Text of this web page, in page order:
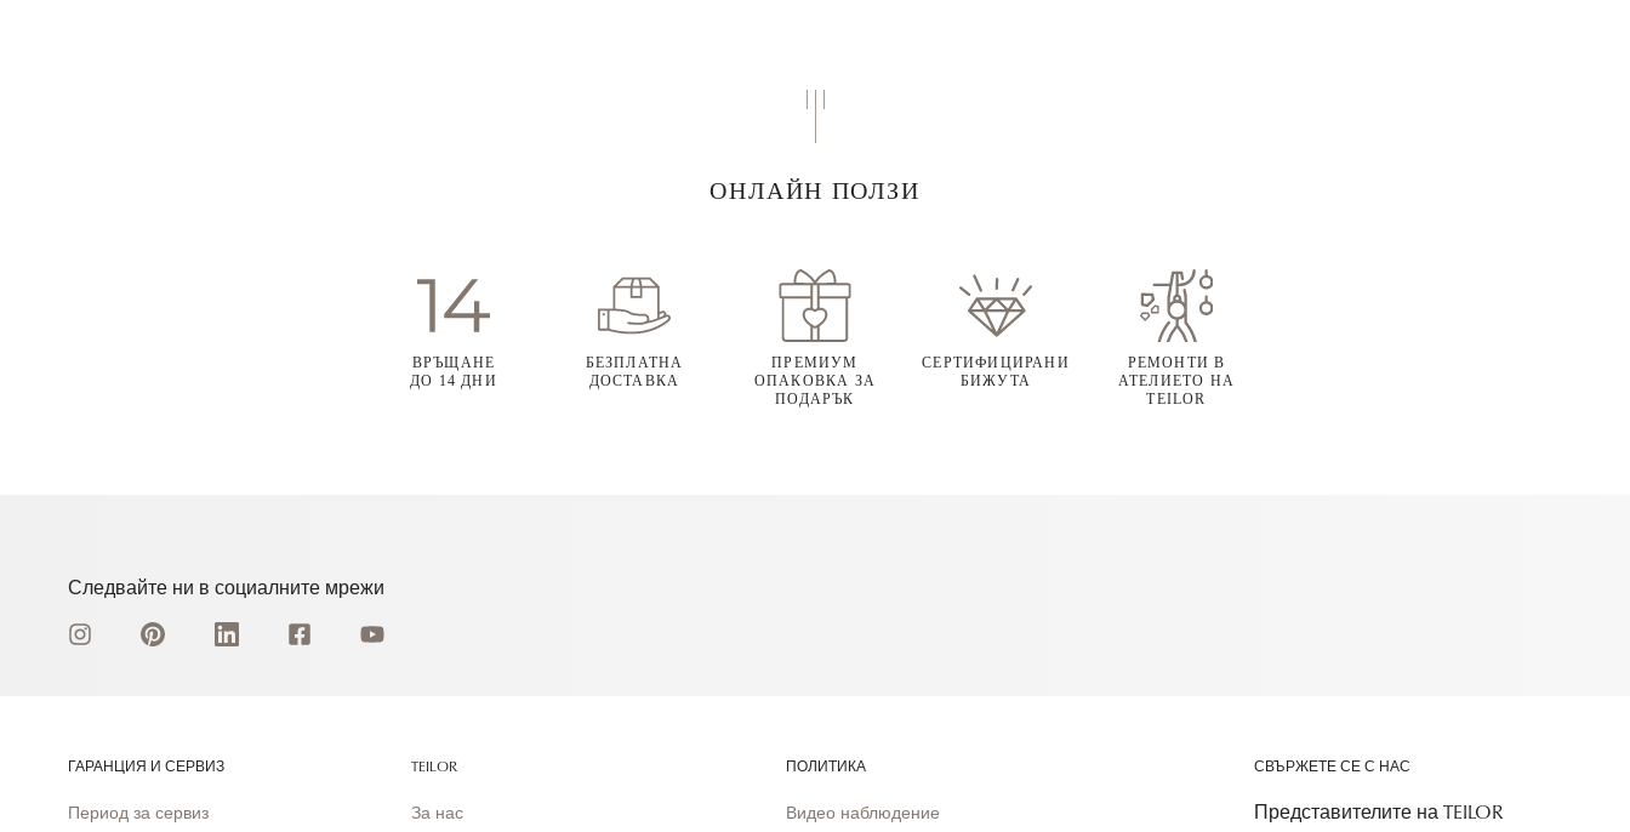
ОНЛАЙН ПОЛЗИ
ВРЪЩАНЕ
ДО 14 ДНИ
БЕЗПЛАТНА
ДОСТАВКА
ПРЕМИУМ
ОПАКОВКА ЗА
ПОДАРЪК
СЕРТИФИЦИРАНИ
БИЖУТА
РЕМОНТИ В
АТЕЛИЕТО НА
TEILOR
Следвайте ни в социалните мрежи
ГАРАНЦИЯ И СЕРВИЗ
Период за сервиз
TEILOR
За нас
ПОЛИТИКА
Видео наблюдение
СВЪРЖЕТЕ СЕ С НАС
Представителите на TEILOR